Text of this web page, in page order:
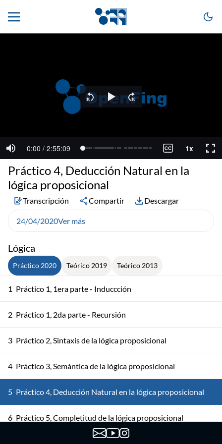
Lógica
Práctico 2020 Teórico 2019 Teórico 2013
1 Práctico 1, 1era parte - Induccción
2 Práctico 1, 2da parte - Recursión
3 Práctico 2, Sintaxis de la lógica proposicional
4 Práctico 3, Semántica de la lógica proposicional
5 Práctico 4, Deducción Natural en la lógica proposicional
6 Práctico 5, Completitud de la lógica proposicional
Práctico 4, Deducción Natural en la
lógica proposicional
Transcripción Compartir Descargar
24/04/2020Ver más